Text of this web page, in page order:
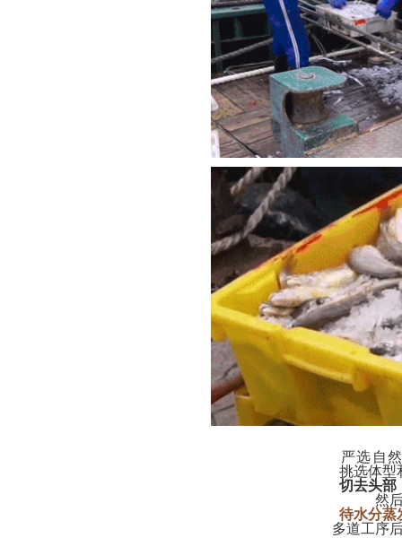
严选自
挑选体型
切去头部
然
待水分蒸
多道工序